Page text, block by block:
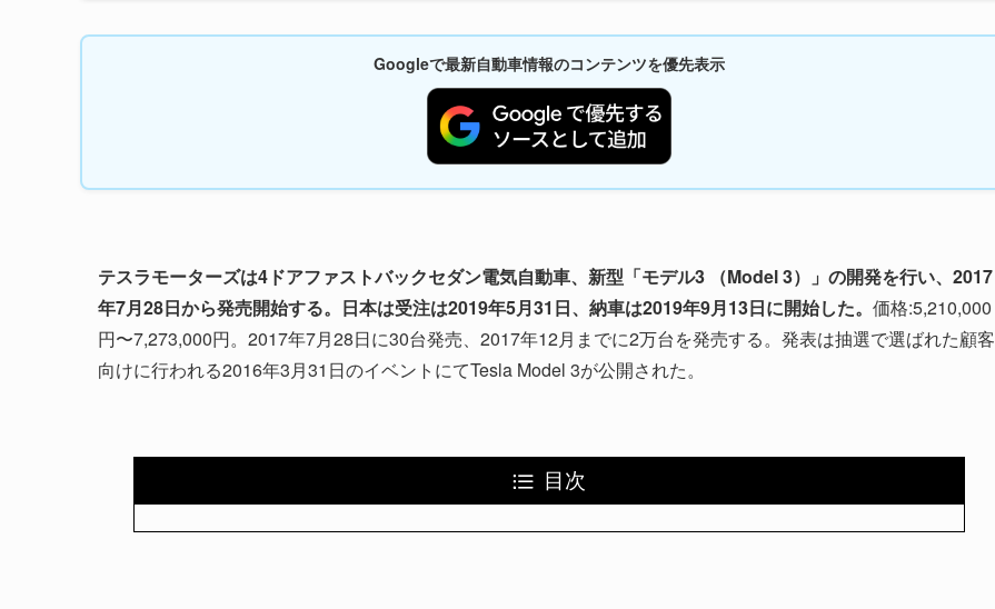
Googleで最新自動車情報のコンテンツを優先表示
テスラモーターズは4ドアファストバックセダン電気自動車、新型「モデル3 （Model 3）」の開発を行い、2017
年7月28日から発売開始する。日本は受注は2019年5月31日、納車は2019年9月13日に開始した。 価格:5,210,000
円〜7,273,000円。2017年7月28日に30台発売、2017年12月までに2万台を発売する。発表は抽選で選ばれた顧客
向けに行われる2016年3月31日のイベントにてTesla Model 3が公開された。
目次